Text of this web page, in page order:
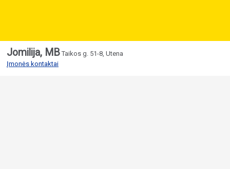
Jomilija, MB Taikos g. 51-8, Utena
Įmonės kontaktai